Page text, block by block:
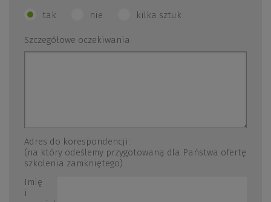
tak
nie kilka sztuk
Szczegółowe oczekiwania
Adres do korespondencji:
(na który odeślemy przygotowaną dla Państwa ofertę
szkolenia zamkniętego)
Imię
i